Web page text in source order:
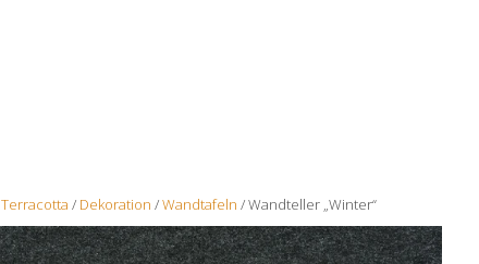
Terracotta / Dekoration /Wandtafeln / Wandteller „Winter“